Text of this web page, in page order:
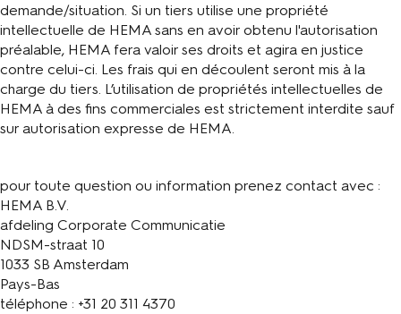
demande/situation. Si un tiers utilise une propriété
intellectuelle de HEMA sans en avoir obtenu l'autorisation
préalable, HEMA fera valoir ses droits et agira en justice
contre celui-ci. Les frais qui en découlent seront mis à la
charge du tiers. L’utilisation de propriétés intellectuelles de
HEMA à des fins commerciales est strictement interdite sauf
sur autorisation expresse de HEMA.
pour toute question ou information prenez contact avec :
HEMA B.V.
afdeling Corporate Communicatie
NDSM-straat 10
1033 SB Amsterdam
Pays-Bas
téléphone : +31 20 311 4370